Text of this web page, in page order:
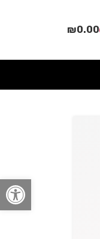
פתח
₪0.00